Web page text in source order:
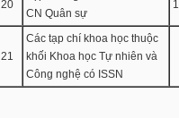
20
CN Quân sự
21
Các tạp chí khoa học thuộc
khối Khoa học Tự nhiên và
Công nghệ có ISSN